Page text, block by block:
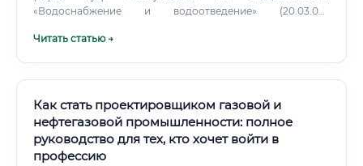
«Водоснабжение и водоотведение» (20.03.02),
водопользование» (20.03.01). Путь 2 — Среднее
профессию.
Читать статью →
Как стать проектировщиком газовой и
нефтегазовой промышленности: полное
руководство для тех, кто хочет войти в
профессию